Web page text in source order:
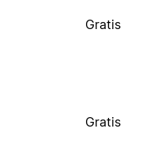
Gratis
Gratis